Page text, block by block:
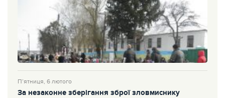
П’ятниця, 6 лютого
За незаконне зберігання зброї зловмиснику